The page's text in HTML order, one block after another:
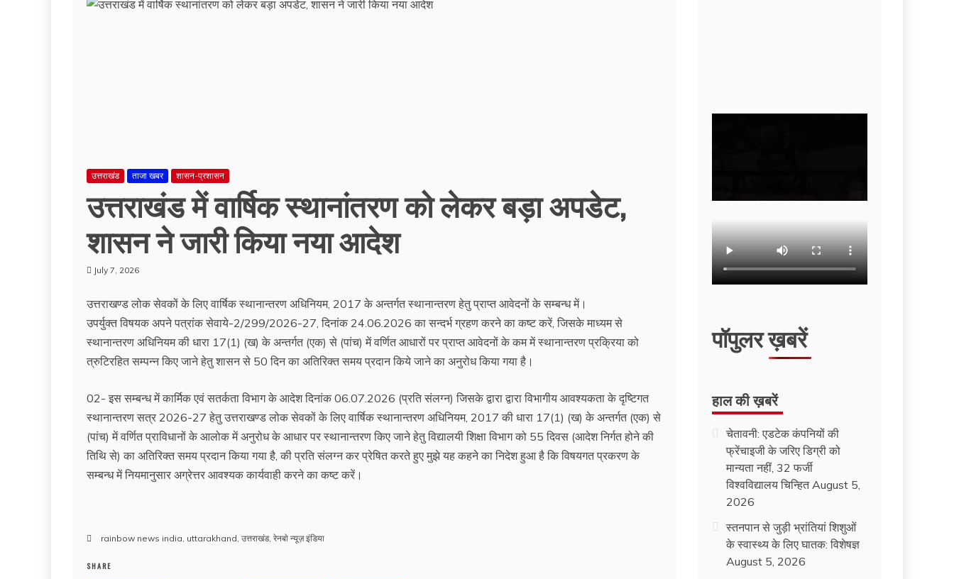
उत्तराखंड ताजा खबर शासन-प्रशासन
उत्तराखंड में वार्षिक स्थानांतरण को लेकर बड़ा अपडेट,
शासन ने जारी किया नया आदेश
July 7, 2026
उत्तराखण्ड लोक सेवकों के लिए वार्षिक स्थानान्तरण अधिनियम, 2017 के अन्तर्गत स्थानान्तरण हेतु प्राप्त आवेदनों के सम्बन्ध में।
उपर्युक्त विषयक अपने पत्रांक सेवाये-2/299/2026-27, दिनांक 24.06.2026 का सन्दर्भ ग्रहण करने का कष्ट करें, जिसके माध्यम से
स्थानान्तरण अधिनियम की धारा 17(1) (ख) के अन्तर्गत (एक) से (पांच) में वर्णित आधारों पर प्राप्त आवेदनों के कम में स्थानान्तरण प्रक्रिया को
त्रुटिरहित सम्पन्न किए जाने हेतु शासन से 50 दिन का अतिरिक्त समय प्रदान किये जाने का अनुरोध किया गया है।
02- इस सम्बन्ध में कार्मिक एवं सतर्कता विभाग के आदेश दिनांक 06.07.2026 (प्रति संलग्न) जिसके द्वारा द्वारा विभागीय आवश्यकता के दृष्टिगत
स्थानान्तरण सत्र 2026-27 हेतु उत्तराखण्ड लोक सेवकों के लिए वार्षिक स्थानान्तरण अधिनियम, 2017 की धारा 17(1) (ख) के अन्तर्गत (एक) से
(पांच) में वर्णित प्राविधानों के आलोक में अनुरोध के आधार पर स्थानान्तरण किए जाने हेतु विद्यालयी शिक्षा विभाग को 55 दिवस (आदेश निर्गत होने की
तिथि से) का अतिरिक्त समय प्रदान किया गया है, की प्रति संलग्न कर प्रेषित करते हुए मुझे यह कहने का निदेश हुआ है कि विषयगत प्रकरण के
सम्बन्ध में नियमानुसार अग्रेत्तर आवश्यक कार्यवाही करने का कष्ट करें।
rainbow news india, uttarakhand, उत्तराखंड, रेनबो न्यूज़ इंडिया
SHARE
पॉपुलर ख़बरें
हाल की ख़बरें
चेतावनी: एडटेक कंपनियों की
फ्रेंचाइजी के जरिए डिग्री को
मान्यता नहीं, 32 फर्जी
विश्वविद्यालय चिन्हित August 5,
2026
स्तनपान से जुड़ी भ्रांतियां शिशुओं
के स्वास्थ्य के लिए घातक: विशेषज्ञ
August 5, 2026